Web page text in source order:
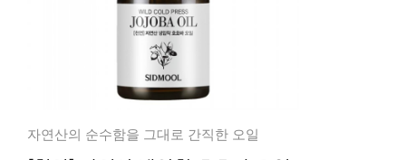
자연산의 순수함을 그대로 간직한 오일